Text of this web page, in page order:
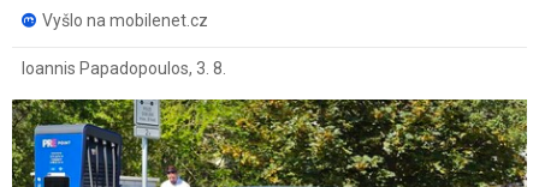
Vyšlo na mobilenet.cz
Ioannis Papadopoulos, 3. 8.